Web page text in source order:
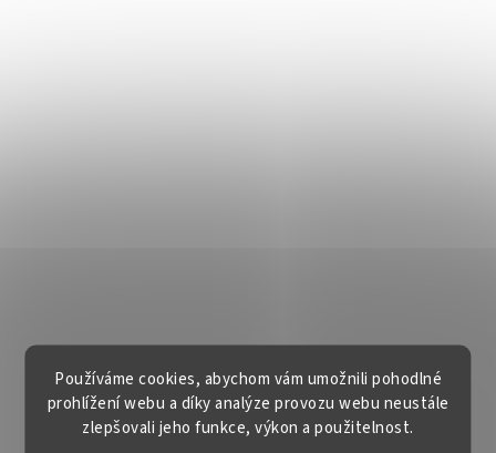
Používáme cookies, abychom vám umožnili pohodlné
prohlížení webu a díky analýze provozu webu neustále
zlepšovali jeho funkce, výkon a použitelnost.